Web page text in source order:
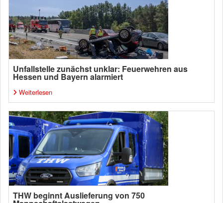
Unfallstelle zunächst unklar: Feuerwehren aus
Hessen und Bayern alarmiert
Weiterlesen
THW beginnt Auslieferung von 750